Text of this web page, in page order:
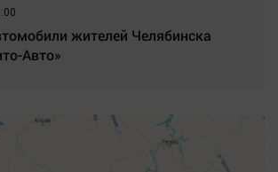
жителей Челябинска
Авто»